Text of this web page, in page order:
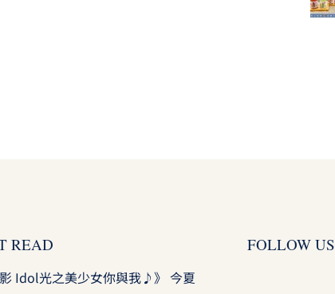
READ
影 Idol光之美少女你與我♪》 今夏
FOLLOW US